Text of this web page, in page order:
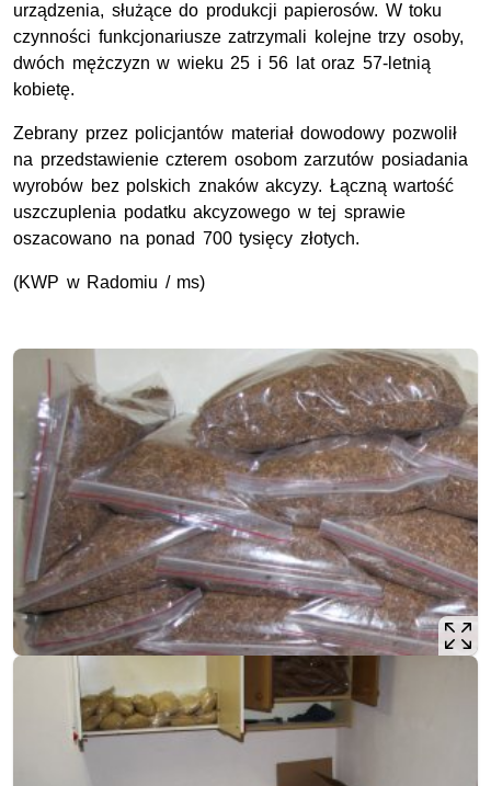
urządzenia, służące do produkcji papierosów. W toku
czynności funkcjonariusze zatrzymali kolejne trzy osoby,
dwóch mężczyzn w wieku 25 i 56 lat oraz 57-letnią
kobietę.
Zebrany przez policjantów materiał dowodowy pozwolił
na przedstawienie czterem osobom zarzutów posiadania
wyrobów bez polskich znaków akcyzy. Łączną wartość
uszczuplenia podatku akcyzowego w tej sprawie
oszacowano na ponad 700 tysięcy złotych.
(KWP w Radomiu / ms)